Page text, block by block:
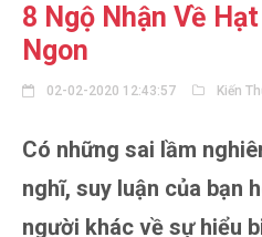
8 Ngộ Nhận Về
Ngon
02-02-2020 12:43:57 Kiến
Có những sai lầm
nghĩ, suy luận của bạn
người khác về sự hiểu